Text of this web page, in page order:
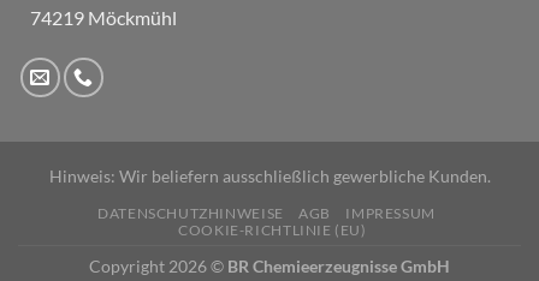
74219 Möckmühl
Hinweis: Wir beliefern ausschließlich gewerbliche Kunden.
DATENSCHUTZHINWEISE AGB
IMPRESSUM
COOKIE-RICHTLINIE (EU)
Copyright 2026 © BR Chemieerzeugnisse GmbH